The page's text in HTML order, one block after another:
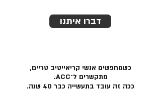
דברו איתנו
כשמחפשים אנשי קריאייטיב טריים,
מתקשרים ל־ACC.
ככה זה עובד בתעשייה כבר 40 שנה.